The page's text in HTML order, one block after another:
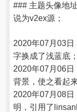
### 主题头像地
说为v2ex源；
2020年07月03日
字换成了浅蓝底；
2020年07月06
背景，使之看起
2020年07月08
明，引用了